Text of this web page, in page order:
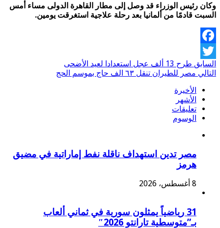
وكان رئيس الوزراء قد وصل إلى مطار القاهرة الدولى مساء أمس
السبت قادمًا من ألمانيا بعد رحلة علاجية استغرقت يومين.
Facebook
Twitter
السابق طرح 13 ألف عجل استعدادا لعيد الأضحى
التالي مصر للطيران تنقل ٦٣ الف حاج بموسم الحج
الأخيرة
الأشهر
تعليقات
الوسوم
مصر تدين استهداف ناقلة نفط إماراتية في مضيق
هرمز
8 أغسطس، 2026
31 رياضياً يمثلون سورية في ثماني ألعاب
بـ”متوسطية تارانتو 2026″